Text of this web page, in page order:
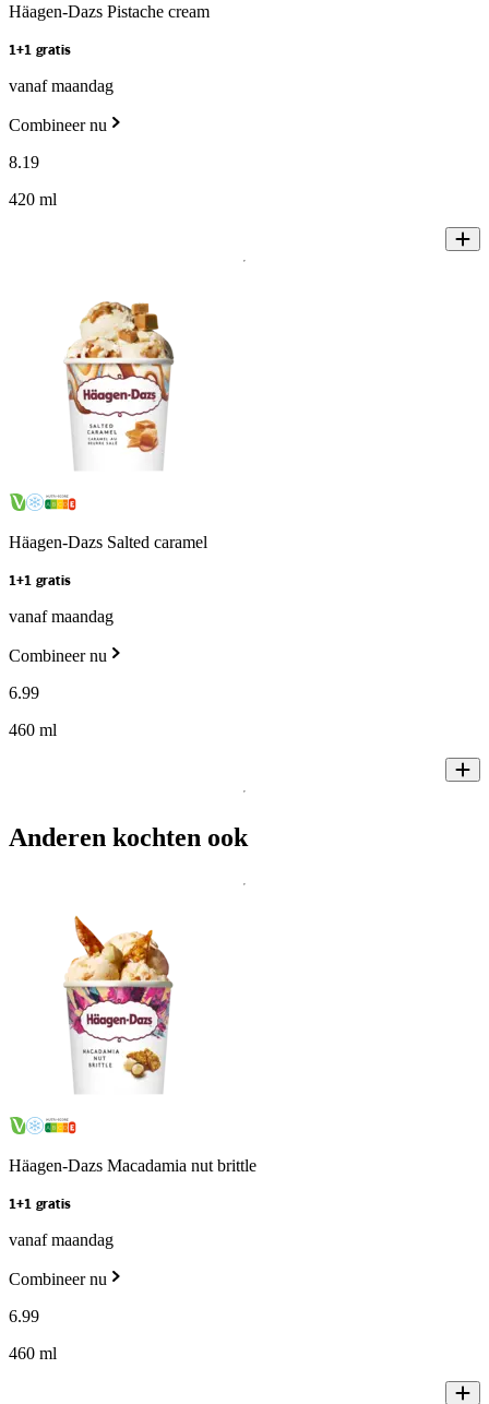
Häagen-Dazs Pistache cream
1+1 gratis
vanaf maandag
Combineer nu
8.19
420 ml
Häagen-Dazs Salted caramel
1+1 gratis
vanaf maandag
Combineer nu
6.99
460 ml
Anderen kochten ook
Häagen-Dazs Macadamia nut brittle
1+1 gratis
vanaf maandag
Combineer nu
6.99
460 ml